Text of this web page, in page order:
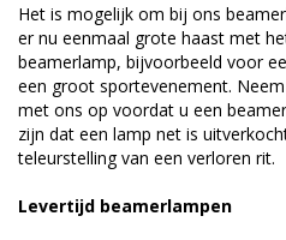
Het is mogelijk om bij ons
er nu eenmaal grote haast met
beamerlamp, bijvoorbeeld voor
een groot sportevenement.
met ons op voordat u een
zijn dat een lamp net is
teleurstelling van een verloren rit.
Levertijd beamerlampen